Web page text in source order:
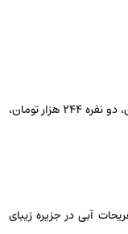
کایاک سواری فراهم
ویژگی، تجربه‌ای بی‌نظیر
به طبیعت را افزایش
یکی از ورزش‌های آبی
آبی نظیر ساحل مرجان و